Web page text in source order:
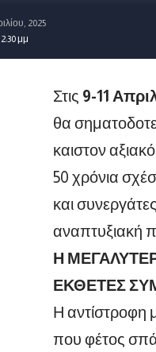
μμ
2025
Στις 9-11
θα
καιστον
50 χρόνια
και
αναπτυξιακή
Η
ΕΚΘΕΤΕΣ
Η αντίστροφη
που φέτος